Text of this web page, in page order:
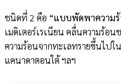
ชนิดที่ 2 คือ “แบบพัดพาความ
เมดิเตอร์เรเนียน คลื่นความร้อ
ความร้อนจากทะเลทรายขึ้นไปใ
แคนาดาตอนใต้ ฯลฯ